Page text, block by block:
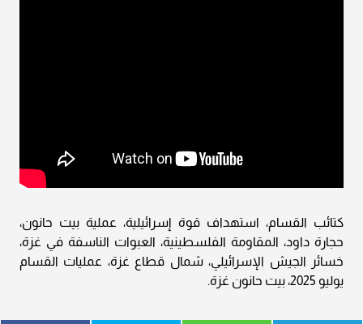
كتائب القسام، استهداف قوة إسرائيلية، عملية بيت حانون،
حجارة داود، المقاومة الفلسطينية، العبوات الناسفة في غزة،
خسائر الجيش الإسرائيلي، شمال قطاع غزة، عمليات القسام
يوليو 2025، بيت حانون غزة.